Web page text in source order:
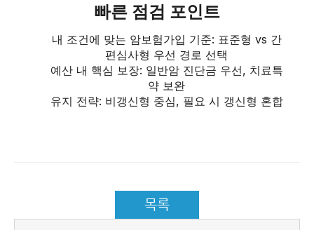
빠른 점검 포인트
내 조건에 맞는 암보험가입 기준: 표준형 vs 간
편심사형 우선 경로 선택
예산 내 핵심 보장: 일반암 진단금 우선, 치료특
약 보완
유지 전략: 비갱신형 중심, 필요 시 갱신형 혼합
목록